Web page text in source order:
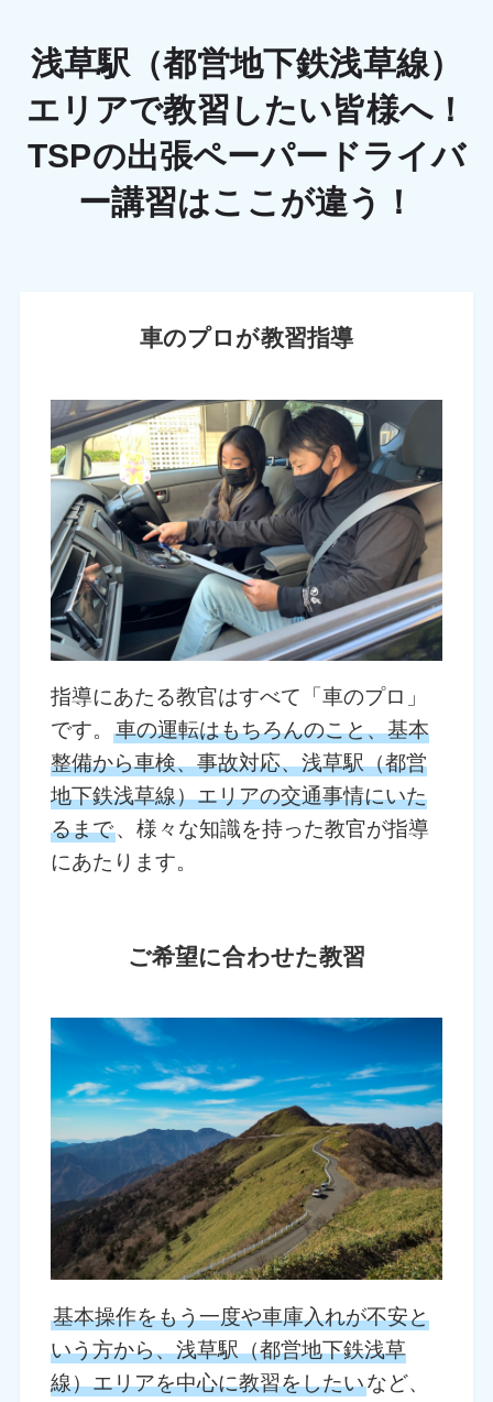
浅草駅（都営地下鉄浅草線）
エリアで教習したい皆様へ！
TSPの出張ペーパードライバ
ー講習はここが違う！
車のプロが教習指導
指導にあたる教官はすべて「車のプロ」
です。車の運転はもちろんのこと、基本
整備から車検、事故対応、浅草駅（都営
地下鉄浅草線）エリアの交通事情にいた
るまで、様々な知識を持った教官が指導
にあたります。
ご希望に合わせた教習
基本操作をもう一度や車庫入れが不安と
いう方から、浅草駅（都営地下鉄浅草
線）エリアを中心に教習をしたいなど、